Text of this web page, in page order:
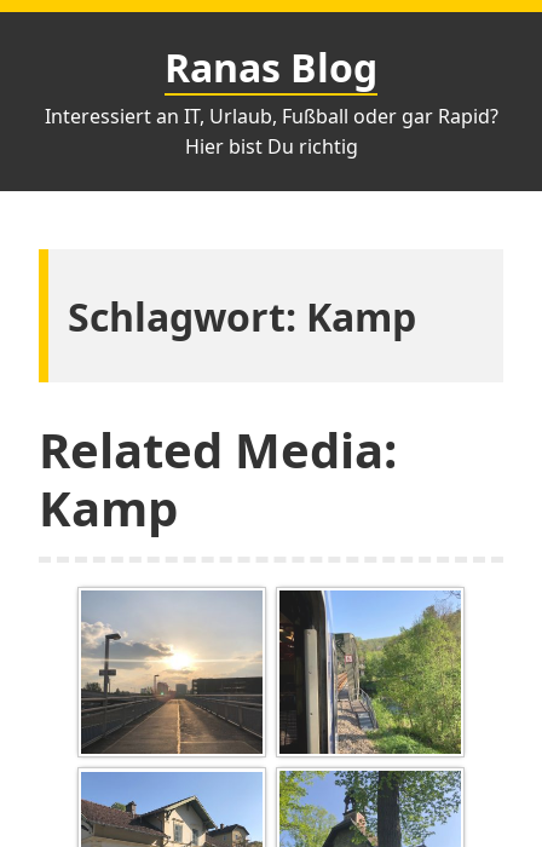
Zum
Ranas Blog
Interessiert an IT, Urlaub, Fußball oder gar Rapid?
Hier bist Du richtig
Schlagwort: Kamp
Related Media:
Kamp